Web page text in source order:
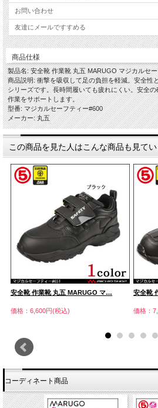
お問い合わせ
友達にメールですすめる
商品仕様
製品名: 安全靴 作業靴 丸五 MARUGO マジカルセ
商品説明: 衝撃を吸収して足の負担を軽減。安全性
シリーズです。長時間履いても疲れにくい。安全
作業をサポートします。
型番: マジカルセーフティー#600
メーカー: 丸五
この商品を見た人はこんな商品も見て
安全靴 作業靴 丸五 MARUGO マ…
価格：6,600円(税込)
安全靴
価格：
コーディネート商品